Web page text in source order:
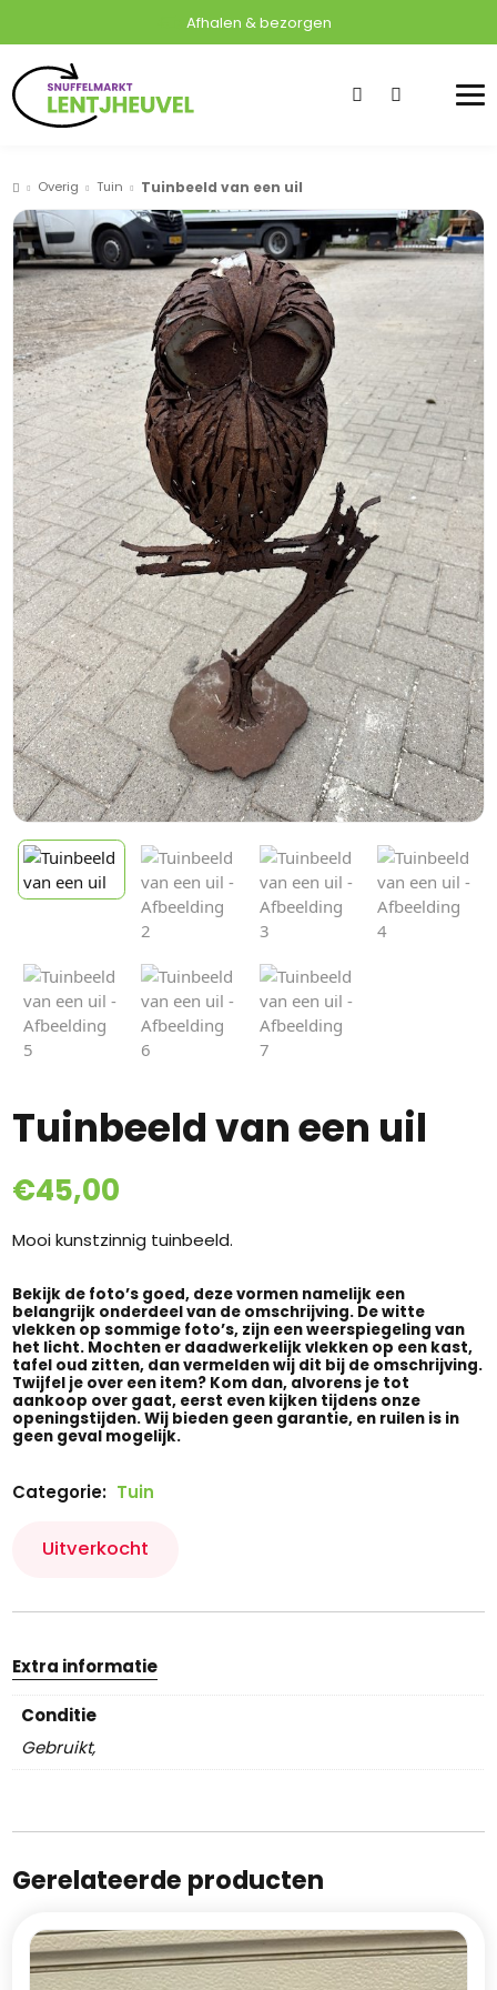
Afhalen & bezorgen
Overig Tuin Tuinbeeld van een uil
Tuinbeeld van een uil
€45,00
Mooi kunstzinnig tuinbeeld.
Bekijk de foto’s goed, deze vormen namelijk een
belangrijk onderdeel van de omschrijving. De witte
vlekken op sommige foto’s, zijn een weerspiegeling van
het licht. Mochten er daadwerkelijk vlekken op een kast,
tafel oud zitten, dan vermelden wij dit bij de omschrijving.
Twijfel je over een item? Kom dan, alvorens je tot
aankoop over gaat, eerst even kijken tijdens onze
openingstijden. Wij bieden geen garantie, en ruilen is in
geen geval mogelijk.
Uitverkocht
Categorie: Tuin
Extra informatie
Conditie
Gebruikt,
Gerelateerde producten